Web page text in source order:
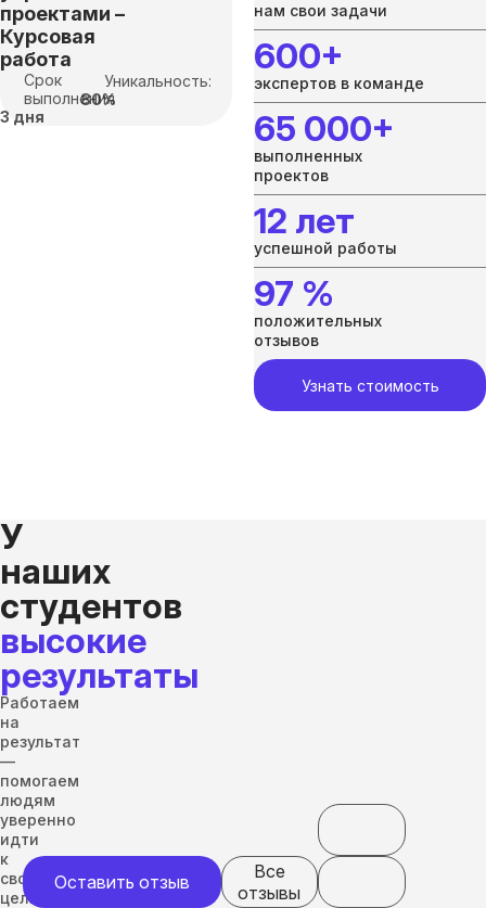
проектами –
Курсовая
работа
Срок
выполнения
3 дня
Уникальность:
80%
нам свои задачи
600+
экспертов в команде
65 000+
выполненных
проектов
12 лет
успешной работы
97 %
положительных
отзывов
Узнать стоимость
У
наших
студентов
высокие
результаты
Работаем
на
результат
—
помогаем
людям
уверенно
идти
к
своим
целям
Оставить отзыв
Все
отзывы